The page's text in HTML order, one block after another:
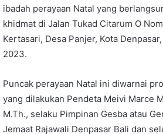
ibadah perayaan Natal yang
khidmat di Jalan Tukad Citarum O
Kertasari, Desa Panjer, Kota
2023.
Puncak perayaan Natal ini diwarnai
yang dilakukan Pendeta Meivi Marce
M.Th., selaku Pimpinan Gesba atau
Jemaat Rajawali Denpasar Bali dan